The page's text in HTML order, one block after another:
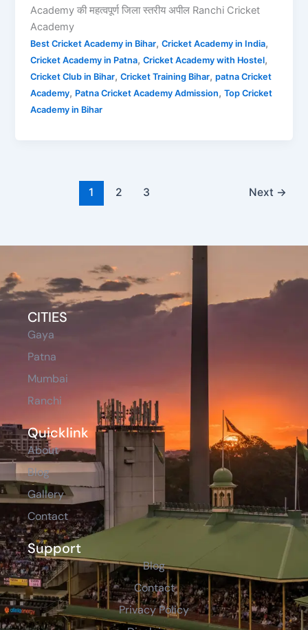
Academy की महत्वपूर्ण जिला स्तरीय अपील Ranchi Cricket
Academy
Best Cricket Academy in Bihar,Cricket Academy in India,
Cricket Academy in Patna,Cricket Academy with Hostel,
Cricket Club in Bihar,Cricket Training Bihar,patna Cricket
Academy, Patna Cricket Academy Admission,Top Cricket
Academy in Bihar
1 2 3 Next →
CITIES
Gaya
Patna
Mumbai
Ranchi
Quicklink
About
Blog
Gallery
Contact
Support
Blog
Contact
Privacy Policy